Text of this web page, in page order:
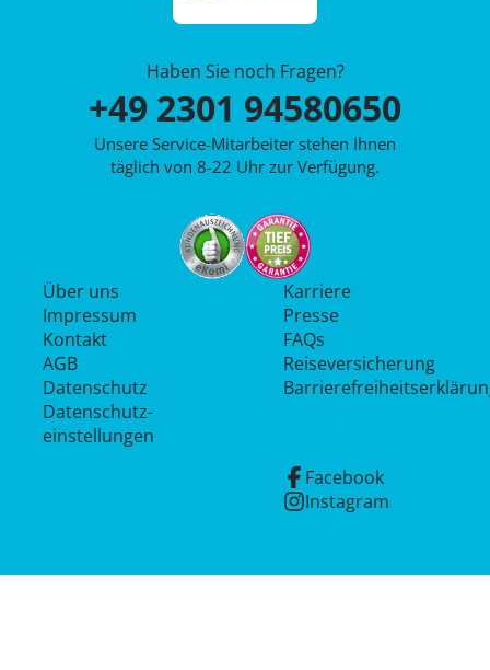
Haben Sie noch Fragen?
+49 2301 94580650
Unsere Service-Mitarbeiter stehen Ihnen
täglich von 8-22 Uhr zur Verfügung.
Über uns
Impressum
Kontakt
AGB
Datenschutz
Datenschutz­
einstellungen
Karriere
Presse
FAQs
Reiseversicherung
Facebook
Instagram